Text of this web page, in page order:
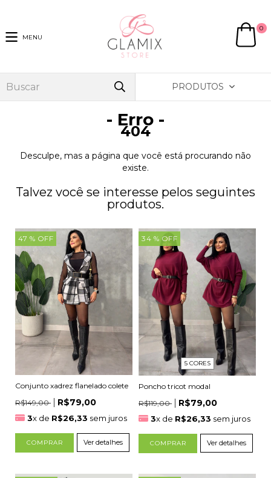
MENU
0
PRODUTOS
- Erro -
404
Desculpe, mas a página que você está procurando não
existe.
Talvez você se interesse pelos seguintes
produtos.
47 % OFF
Conjunto xadrez flanelado colete
R$149,00
R$79,00
3x de R$26,33 sem juros
COMPRAR Ver detalhes
34 % OFF
5 CORES
Poncho tricot modal
R$119,00
R$79,00
3x de R$26,33 sem juros
COMPRAR Ver detalhes